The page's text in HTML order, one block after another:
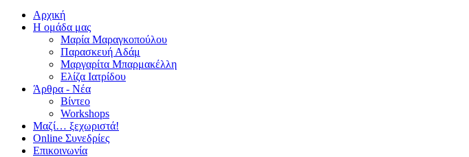
Αρχική
Η ομάδα μας
Μαρία Μαραγκοπούλου
Παρασκευή Αδάμ
Μαργαρίτα Μπαρμακέλλη
Ελίζα Ιατρίδου
Άρθρα - Νέα
Βίντεο
Workshops
Μαζί… ξεχωριστά!
Online Συνεδρίες
Επικοινωνία